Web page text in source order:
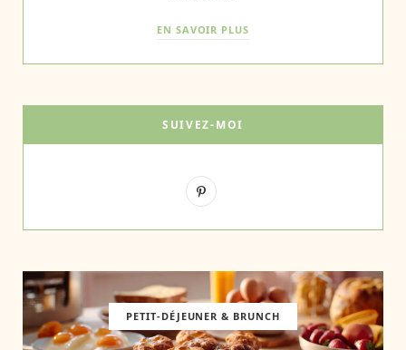
EN SAVOIR PLUS
SUIVEZ-MOI
P
e
r
PETIT-DÉJEUNER & BRUNCH